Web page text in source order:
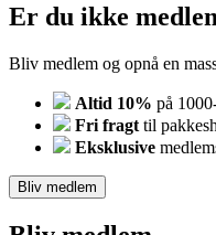
Er du ikke
Bliv medlem og opnå en
Altid 10% på
Fri fragt til
Eksklusive
Bliv medlem